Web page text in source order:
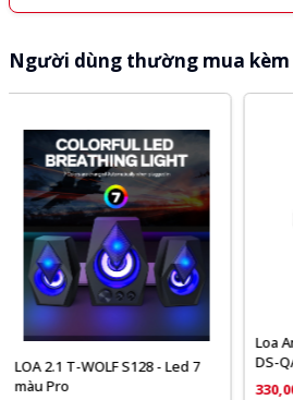
Người dùng thường mua kèm
Loa Analog âm trần Hikvision
DS-QAE0206G1-V
330,000đ